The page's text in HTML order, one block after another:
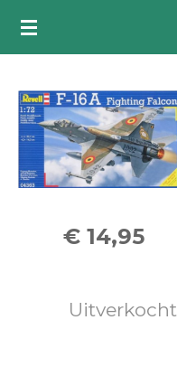
Ga
de
hoofdinhoud
€ 14,95
Uitverkocht